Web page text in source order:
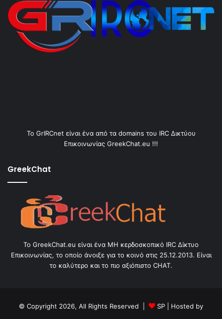
Το GrIRCnet είναι ένα από τα domains του IRC Δικτύου
Επικοινωνίας GreekChat.eu !!!
GreekChat
Το GreekChat.eu είναι ένα ΜΗ κερδοσκοπικό IRC Δίκτυο
Επικοινωνίας, το οποίο άνοιξε για το κοινό στις 25.12.2013. Είναι
το καλύτερο και το πιο αξιόπιστο CHAT.
© Copyright 2026, All Rights Reserved | SP | Hosted by